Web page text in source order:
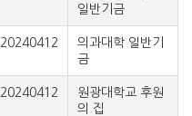
일반기금
20240412
의과대학 일반기
금
20240412
원광대학교 후원
의 집